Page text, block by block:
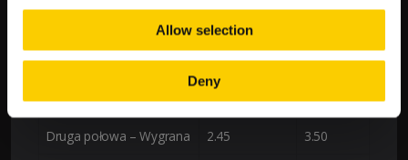
Allow selection
Deny
Wskaźniki
Stade
Brestois 29
Toulouse
Wygrana 2.08 3.35
Remis 3.70 3.70
Druga połowa – Wygrana 2.45 3.50